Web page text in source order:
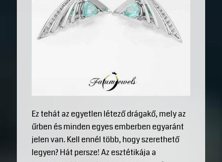
Ez tehát az egyetlen létező drágakő, mely az
űrben és minden egyes emberben egyaránt
jelen van. Kell ennél több, hogy szerethető
legyen? Hát persze! Az esztétikája a